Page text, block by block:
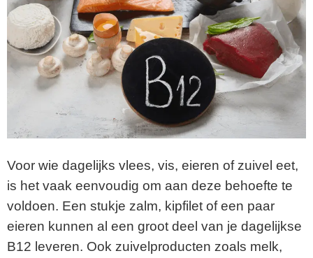
Voor wie dagelijks vlees, vis, eieren of zuivel eet,
is het vaak eenvoudig om aan deze behoefte te
voldoen. Een stukje zalm, kipfilet of een paar
eieren kunnen al een groot deel van je dagelijkse
B12 leveren. Ook zuivelproducten zoals melk,